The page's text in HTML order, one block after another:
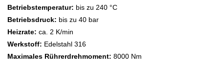
Betriebstemperatur: bis zu 240 °C
Betriebsdruck: bis zu 40 bar
Heizrate: ca. 2 K/min
Werkstoff: Edelstahl 316
Maximales Rührerdrehmoment: 8000 Nm